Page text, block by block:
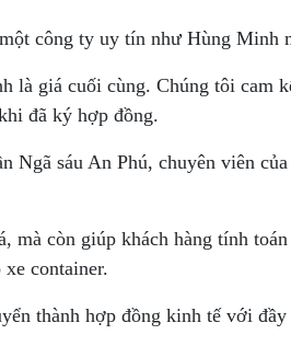
công ty uy tín như Hùng Minh
là giá cuối cùng. Chúng tôi cam
đã ký hợp đồng.
Ngã sáu An Phú, chuyên viên
mà còn giúp khách hàng tính
container.
thành hợp đồng kinh tế với